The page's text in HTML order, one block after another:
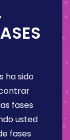
ha sido
fases
usted
fases